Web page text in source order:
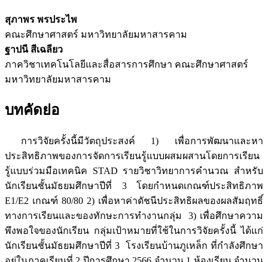
สุภาพร พรประไพ
คณะศึกษาศาสตร์ มหาวิทยาลัยมหาสารคาม
ฐาปนี สีเฉลียว
ภาควิชาเทคโนโลยีและสื่อสารการศึกษา คณะศึกษาศาสตร์
มหาวิทยาลัยมหาสารคาม
บทคัดย่อ
การวิจัยครั้งนี้มีวัตถุประสงค์ 1) เพื่อการพัฒนาและหา
ประสิทธิภาพของการจัดการเรียนรู้แบบผสมผสานโดยการเรียน
รู้แบบร่วมมือเทคนิค STAD รายวิชาวิทยาการคำนวณ สำหรับ
นักเรียนชั้นมัธยมศึกษาปีที่ 3 โดยกำหนดเกณฑ์ประสิทธิภาพ
E1/E2 เกณฑ์ 80/80 2) เพื่อหาค่าดัชนีประสิทธิผลของผลสัมฤทธิ์
ทางการเรียนและของทักษะการทำงานกลุ่ม 3) เพื่อศึกษาความ
พึงพอใจของนักเรียน กลุ่มเป้าหมายที่ใช้ในการวิจัยครั้งนี้ ได้แก่
นักเรียนชั้นมัธยมศึกษาปีที่ 3 โรงเรียนบ้านภูเหล็ก ที่กำลังศึกษา